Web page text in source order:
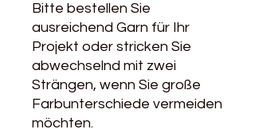
Bitte bestellen Sie
ausreichend Garn für Ihr
Projekt oder stricken Sie
abwechselnd mit zwei
Strängen, wenn Sie große
Farbunterschiede vermeiden
möchten.